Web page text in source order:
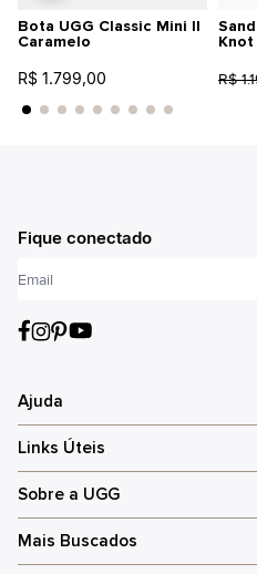
Bota UGG Classic Mini II
Caramelo
R$ 1.799,00
R$
Fique conectado
Ajuda
Links Úteis
Sobre a UGG
Mais Buscados